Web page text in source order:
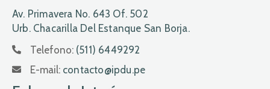
Av. Primavera No. 643 Of. 502
Urb. Chacarilla Del Estanque San Borja.
Telefono: (511) 6449292
E-mail: contacto@ipdu.pe